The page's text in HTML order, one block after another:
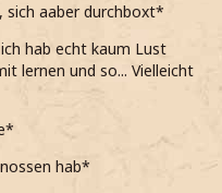
aaber durchboxt*
hab echt kaum Lust
lernen und so... Vielleicht
hab*